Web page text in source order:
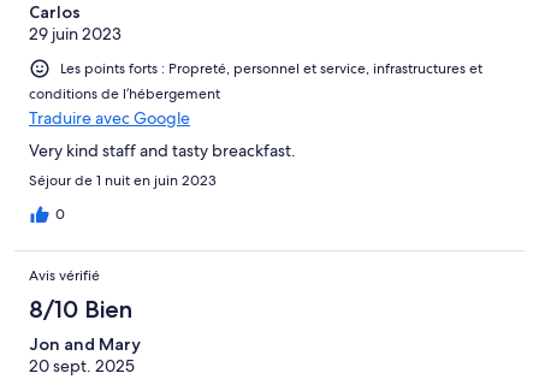
Carlos
29 juin 2023
Les points forts : Propreté, personnel et service, infrastructures et
conditions de l’hébergement
Traduire avec Google
Very kind staff and tasty breackfast.
Séjour de 1 nuit en juin 2023
0
Avis vérifié
8/10 Bien
Jon and Mary
20 sept. 2025